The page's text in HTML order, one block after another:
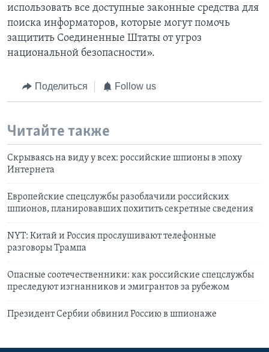
использовать все доступные законные средства для
поиска информаторов, которые могут помочь
защитить Соединенные Штаты от угроз
национальной безопасности».
Поделиться Follow us
Читайте также
Скрываясь на виду у всех: российские шпионы в эпоху
Интернета
Европейские спецслужбы разоблачили российских
шпионов, планировавших похитить секретные сведения
NYT: Китай и Россия прослушивают телефонные
разговоры Трампа
Опасные соотечественники: как российские спецслужбы
преследуют изгнанников и эмигрантов за рубежом
Президент Сербии обвинил Россию в шпионаже